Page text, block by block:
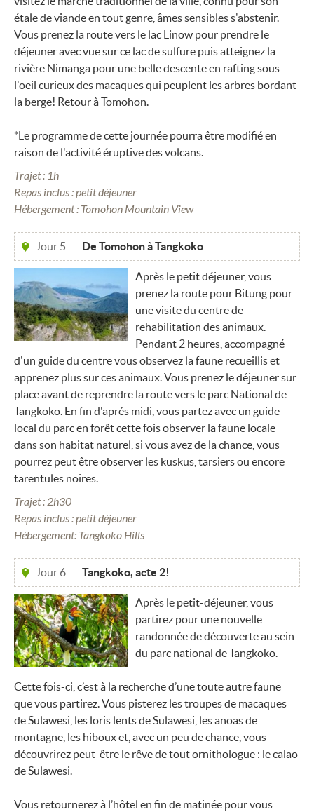
étale de viande en tout genre, âmes sensibles s'abstenir.
Vous prenez la route vers le lac Linow pour prendre le
déjeuner avec vue sur ce lac de sulfure puis atteignez la
rivière Nimanga pour une belle descente en rafting sous
l'oeil curieux des macaques qui peuplent les arbres bordant
la berge! Retour à Tomohon.
*Le programme de cette journée pourra être modifié en
raison de l'activité éruptive des volcans.
Trajet : 1h
Repas inclus : petit déjeuner
Hébergement : Tomohon Mountain View
Jour 5 De Tomohon à Tangkoko
Après le petit déjeuner, vous
prenez la route pour Bitung pour
une visite du centre de
rehabilitation des animaux.
Pendant 2 heures, accompagné
d'un guide du centre vous observez la faune recueillis et
apprenez plus sur ces animaux. Vous prenez le déjeuner sur
place avant de reprendre la route vers le parc National de
Tangkoko. En fin d'aprés midi, vous partez avec un guide
local du parc en forêt cette fois observer la faune locale
dans son habitat naturel, si vous avez de la chance, vous
pourrez peut être observer les kuskus, tarsiers ou encore
tarentules noires.
Trajet : 2h30
Repas inclus : petit déjeuner
Hébergement: Tangkoko Hills
Jour 6 Tangkoko, acte 2!
Après le petit-déjeuner, vous
partirez pour une nouvelle
randonnée de découverte au sein
du parc national de Tangkoko.
Cette fois-ci, c’est à la recherche d’une toute autre faune
que vous partirez. Vous pisterez les troupes de macaques
de Sulawesi, les loris lents de Sulawesi, les anoas de
montagne, les hiboux et, avec un peu de chance, vous
découvrirez peut-être le rêve de tout ornithologue : le calao
de Sulawesi.
Vous retournerez à l’hôtel en fin de matinée pour vous